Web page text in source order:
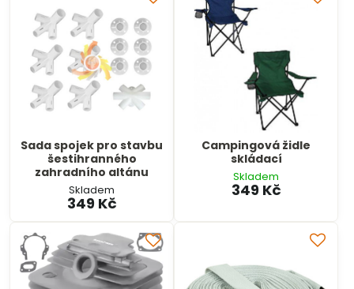
Sada spojek pro stavbu
šestihranného
zahradního altánu
Skladem
349 Kč
Campingová židle
skládací
Skladem
349 Kč